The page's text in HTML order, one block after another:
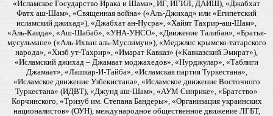
«Исламское Государство Ирака и Шама», ИГ, ИГИЛ, ДАИШ), «Джабхат
Фатх аш-Шам», «Священная война» («Аль-Джихад» или «Египетский
исламский джихад»), «Джабхат ан-Нусра», «Хайят Тахрир-аш-Шам»,
«Аль-Каида», «Аш-Шабаб», «УНА-УНСО», «Движение Талибан», «Братья-
мусульмане» («Аль-Ихван аль-Муслимун»), «Меджлис крымско-татарского
народа», «Хизб ут-Тахрир», «Имарат Кавказ» («Кавказский Эмират»),
«Исламский джихад – Джамаат моджахедов», «Нурджулар», «Таблиги
Джамаат», «Лашкар-И-Тайба», «Исламская партия Туркестана»,
«Исламское движение Узбекистана», «Исламское движение Восточного
Туркестана» (ИДВТ), «Джунд аш-Шам», «АУМ Синрике», «Братство»
Корчинского, «Тризуб им. Степана Бандеры», «Организация украинских
националистов» (ОУН), международное общественное движение ЛГБТ,